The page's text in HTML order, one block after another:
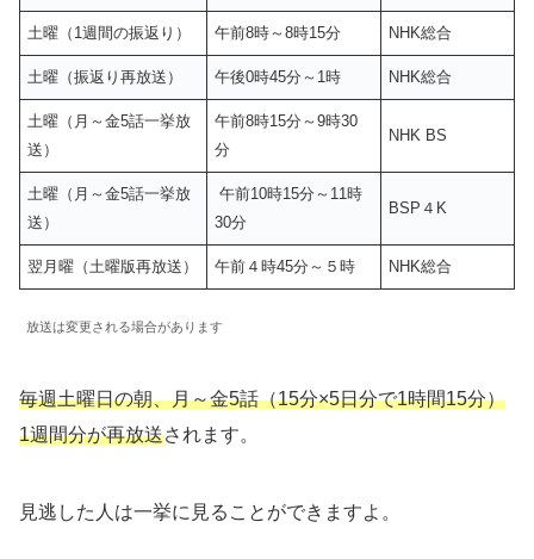
土曜（1週間の振返り） 午前8時～8時15分 NHK総合
土曜（振返り再放送） 午後0時45分～1時 NHK総合
土曜（月～金5話一挙放
送）
午前8時15分～9時30
分
NHK BS
土曜（月～金5話一挙放
送）
午前10時15分～11時
30分
BSP４K
翌月曜（土曜版再放送） 午前４時45分～５時 NHK総合
放送は変更される場合があります
毎週土曜日の朝、月～金5話（15分×5日分で1時間15分）
1週間分が再放送されます。
見逃した人は一挙に見ることができますよ。